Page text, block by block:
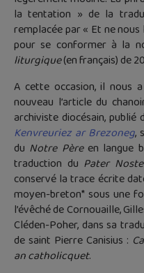
la tentation » de la
remplacée par « Et ne
pour se conformer à la
liturgique(en français) de
A cette occasion, il nous
nouveau l’article du
archiviste diocésain, publié
Kenvreuriez ar Brezoneg,
du Notre Pèreen langue
traduction du Pater
conservé la trace écrite
moyen-breton* sous une
l’évêché de Cornouaille,
Cléden-Poher, dans sa
de saint Pierre Canisius :
an catholicquet.